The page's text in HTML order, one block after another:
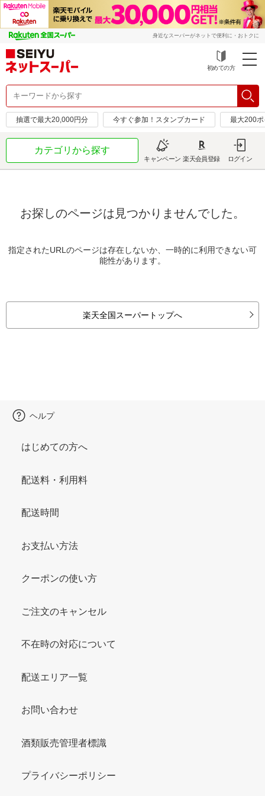
身近なスーパーがネットで便利に・おトクに
初めての方
抽選で最大20,000円分 今すぐ参加！スタンプカード 最大200
カテゴリから探す
キャンペーン 楽天会員登録 ログイン
お探しのページは見つかりませんでした。
指定されたURLのページは存在しないか、一時的に利用できない可
能性があります。
楽天全国スーパートップへ
ヘルプ
はじめての方へ
配送料・利用料
配送時間
お支払い方法
クーポンの使い方
ご注文のキャンセル
不在時の対応について
配送エリア一覧
お問い合わせ
酒類販売管理者標識
プライバシーポリシー